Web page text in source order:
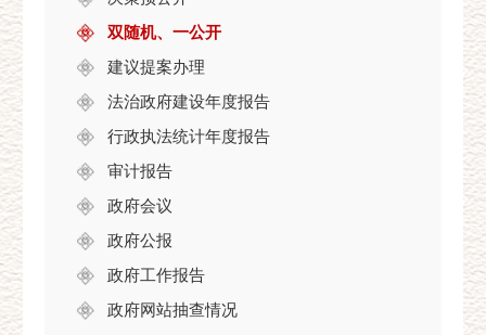
双随机、一公开
建议提案办理
法治政府建设年度报告
行政执法统计年度报告
审计报告
政府会议
政府公报
政府工作报告
政府网站抽查情况